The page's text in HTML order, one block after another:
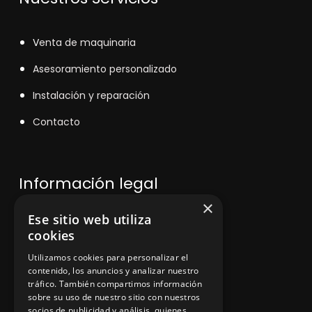
Venta de maquinaria
Asesoramiento personalizado
Instalación y reparación
Contacto
Información legal
Política de privacidad
Aviso legal
×
Ese sitio web utiliza
cookies
Utilizamos cookies para personalizar el
contenido, los anuncios y analizar nuestro
tráfico. También compartimos información
sobre su uso de nuestro sitio con nuestros